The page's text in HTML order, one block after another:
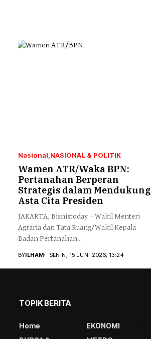
Nasional NASIONAL & POLITIK
Wamen ATR/Waka BPN:
Pertanahan Berperan
Strategis dalam Mendukung
Asta Cita Presiden
JAKARTA, Bisnistoday - Wakil Menteri
Agraria dan Tata Ruang/Wakil Kepala
Badan Pertanahan...
BYILHAM SENIN, 15 JUNI 2026, 13:24
TOPIK BERITA
Home
EKONOMI